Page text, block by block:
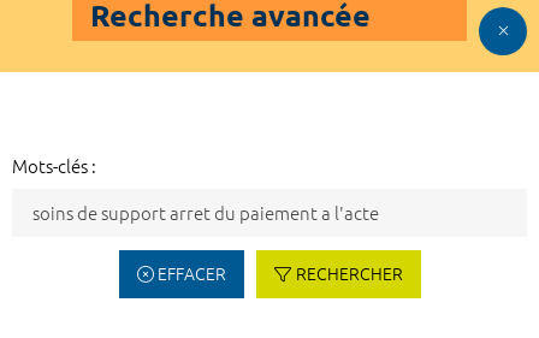
Recherche avancée
Mots-clés :
EFFACER RECHERCHER